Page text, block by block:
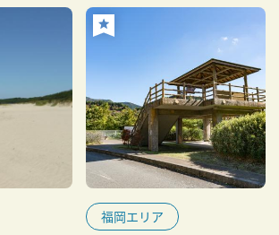
福岡エリア